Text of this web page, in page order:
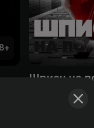
+
Шпион на